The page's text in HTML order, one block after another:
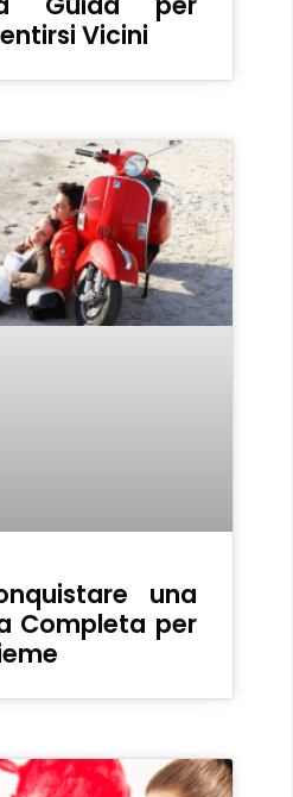
Vicini
una
Completa per